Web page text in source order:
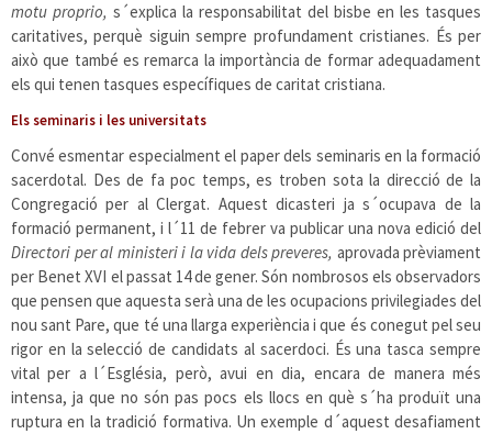
motu proprio, s´explica la responsabilitat del bisbe en les tasques
caritatives, perquè siguin sempre profundament cristianes. És per
això que també es remarca la importància de formar adequadament
els qui tenen tasques específiques de caritat cristiana.
Els seminaris i les universitats
Convé esmentar especialment el paper dels seminaris en la formació
sacerdotal. Des de fa poc temps, es troben sota la direcció de la
Congregació per al Clergat. Aquest dicasteri ja s´ocupava de la
formació permanent, i l´11 de febrer va publicar una nova edició del
Directori per al ministeri i la vida dels preveres, aprovada prèviament
per Benet XVI el passat 14 de gener. Són nombrosos els observadors
que pensen que aquesta serà una de les ocupacions privilegiades del
nou sant Pare, que té una llarga experiència i que és conegut pel seu
rigor en la selecció de candidats al sacerdoci. És una tasca sempre
vital per a l´Església, però, avui en dia, encara de manera més
intensa, ja que no són pas pocs els llocs en què s´ha produït una
ruptura en la tradició formativa. Un exemple d´aquest desafiament